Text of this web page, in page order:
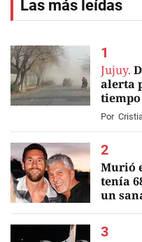
Las más leídas
Jujuy.
alerta
tiempo
Por
EN VIVO
Murió
tenía
un